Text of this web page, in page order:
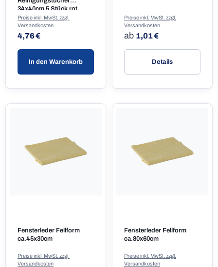
34x40cm 5 Stück rot
Regulärer Preis:
4,76 €
Preise inkl. MwSt. zzgl.
Versandkosten
In den Warenkorb
Regulärer Preis:
ab 1,01 €
Preise inkl. MwSt. zzgl.
Versandkosten
Details
Fensterleder Fellform
ca.45x30cm
Preise inkl. MwSt. zzgl.
Versandkosten
Fensterleder Fellform
ca.80x60cm
Preise inkl. MwSt. zzgl.
Versandkosten